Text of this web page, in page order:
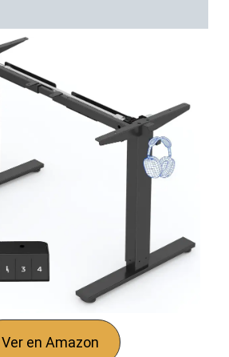
Ver en Amazon